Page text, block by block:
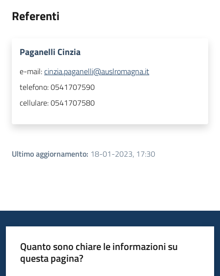
Referenti
Paganelli Cinzia
e-mail:cinzia.paganelli@auslromagna.it
telefono:0541707590
cellulare:0541707580
Ultimo aggiornamento: 18-01-2023, 17:30
Quanto sono chiare le informazioni su
questa pagina?